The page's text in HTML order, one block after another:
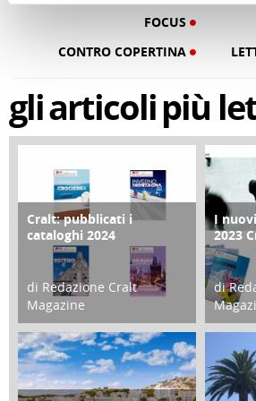
FOCUS
CONTRO COPERTINA
gliarticolipiù
COPERTINA
Cralt: pubblicati i
cataloghi 2024
di Redazione Cralt
Magazine
21 Novembre 2023
I
2023
di
07